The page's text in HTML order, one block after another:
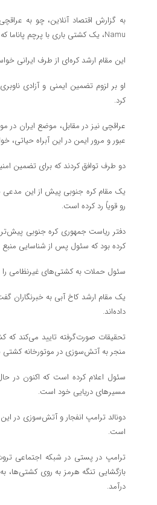
Namu، یک کشتی باری با پرچم پاناما که توسط شرکت کشتیرانی کره جنوبی HMM Co اداره می‌شود، است.
این مقام ارشد کره‌ای از طرف ایرانی
او بر لزوم تضمین ایمنی و آزادی
کرد.
عراقچی نیز در مقابل، موضع ایران در
عبور و مرور ایمن در این آبراه حیاتی،
دو طرف توافق کردند که برای تضمین
یک مقام کره جنوبی پیش از این مدعی
رو قویاً رد کرده است.
دفتر ریاست جمهوری کره جنوبی پیش‌تر
کرده بود که سئول پس از شناسایی
سئول حملات به کشتی‌های غیرنظامی را
یک مقام ارشد کاخ آبی به خبرنگاران
داده‌اند.
تحقیقات صورت‌گرفته تایید می‌کند
منجر به آتش‌سوزی در موتورخانه
سئول اعلام کرده است که اکنون در
مسیر‌های دریایی خود است.
دونالد ترامپ انفجار و آتش‌سوزی در
است.
ترامپ در پستی در شبکه اجتماعی
بازگشایی تنگه هرمز به روی
درآمد.